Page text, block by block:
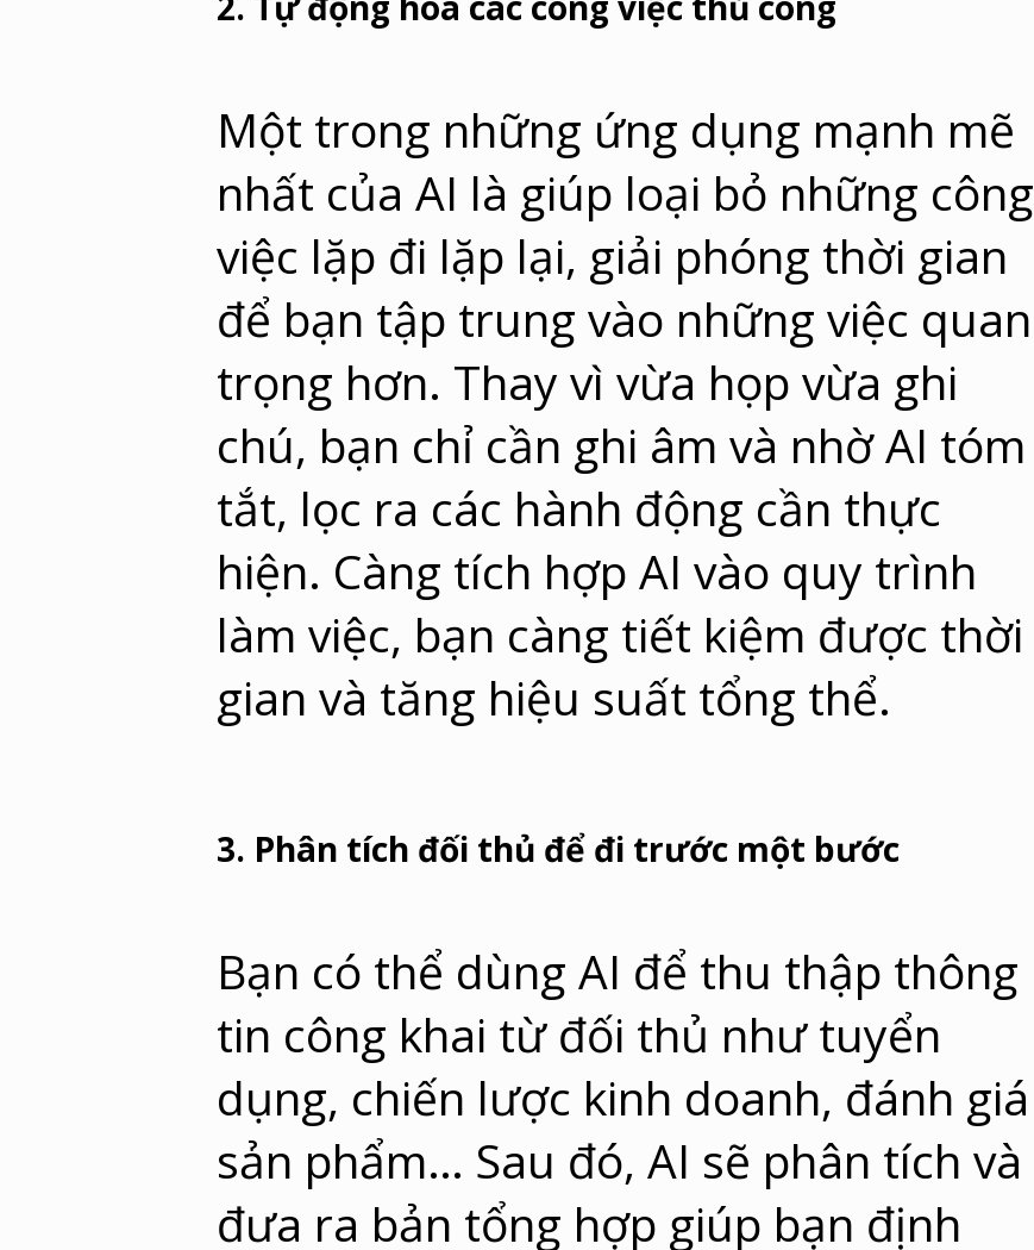
Một trong những ứng dụng mạnh mẽ
nhất của AI là giúp loại bỏ những công
việc lặp đi lặp lại, giải phóng thời gian
để bạn tập trung vào những việc quan
trọng hơn. Thay vì vừa họp vừa ghi
chú, bạn chỉ cần ghi âm và nhờ AI tóm
tắt, lọc ra các hành động cần thực
hiện. Càng tích hợp AI vào quy trình
làm việc, bạn càng tiết kiệm được thời
gian và tăng hiệu suất tổng thể.
3. Phân tích đối thủ để đi trước một bước
Bạn có thể dùng AI để thu thập thông
tin công khai từ đối thủ như tuyển
dụng, chiến lược kinh doanh, đánh giá
sản phẩm… Sau đó, AI sẽ phân tích và
đưa ra bản tổng hợp giúp bạn định